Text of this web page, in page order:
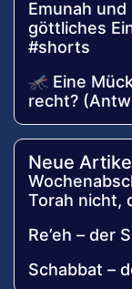
Emunah
göttliches
#shorts
🦟 Eine
recht?
Neue
Torah nicht,
Re’eh – der
Schabbat –